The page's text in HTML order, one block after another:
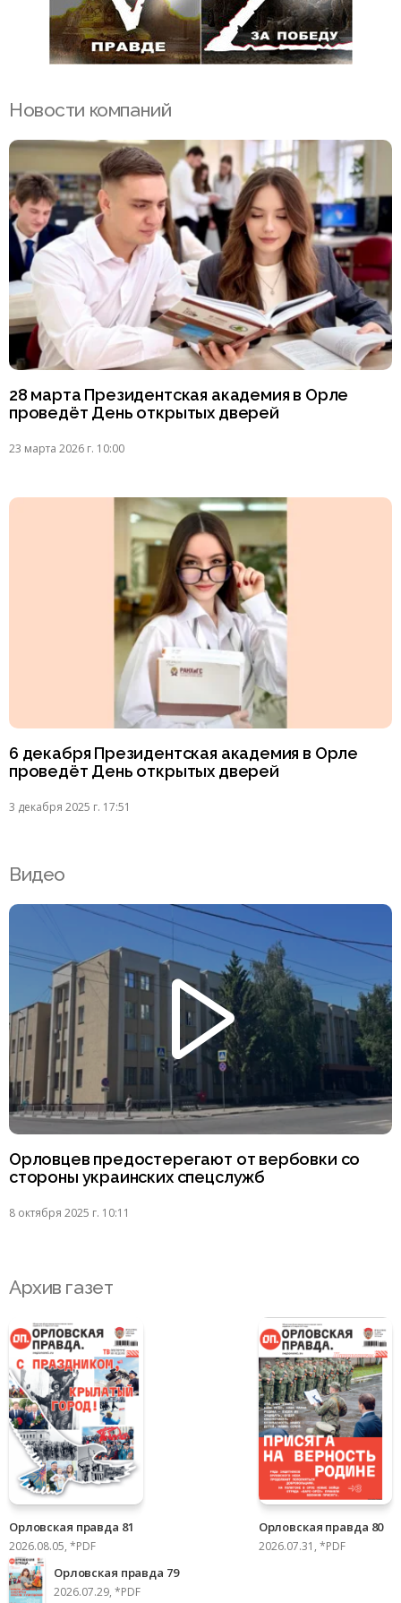
Новости компаний
28 марта Президентская академия в Орле
проведёт День открытых дверей
23 марта 2026 г. 10:00
6 декабря Президентская академия в Орле
проведёт День открытых дверей
3 декабря 2025 г. 17:51
Видео
Орловцев предостерегают от вербовки со
стороны украинских спецслужб
8 октября 2025 г. 10:11
Архив газет
Орловская правда 81
2026.08.05, *PDF
Орловская правда 80
2026.07.31, *PDF
Орловская правда 79
2026.07.29, *PDF